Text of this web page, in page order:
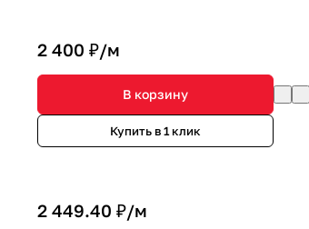
2 400 ₽/м
В корзину
Купить в 1 клик
2 449.40 ₽/м